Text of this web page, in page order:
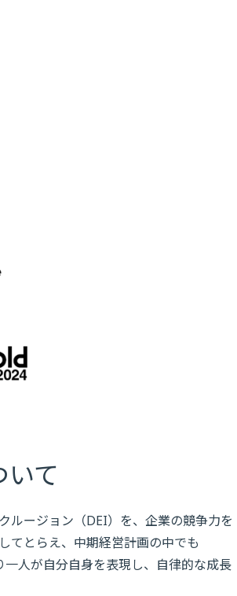
て
ルージョン（DEI）を、企業の競争力を
てとらえ、中期経営計画の中でも
人が自分自身を表現し、自律的な成長